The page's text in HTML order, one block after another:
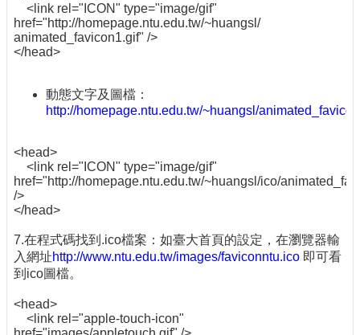
<link rel="ICON" type="image/gif"
href="http://homepage.ntu.edu.tw/~huangsl/
animated_favicon1.gif" />
</head>
動態文字及圖檔：
http://homepage.ntu.edu.tw/~huangsl/
<head>
<link rel="ICON" type="image/gif"
href="http://homepage.ntu.edu.tw/~huangsl/ico/
/>
</head>
7.在程式碼找到.ico檔案：如臺大首頁的設定，在瀏覽器輸
入網址http://www.ntu.edu.tw/images/faviconntu.ico 即可看
到ico圖檔。
<head>
<link rel="apple-touch-icon"